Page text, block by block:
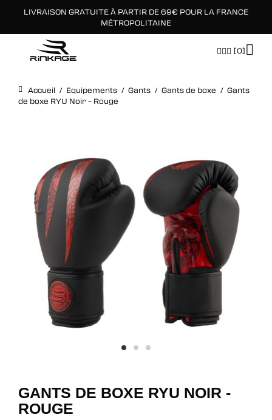
LIVRAISON GRATUITE À PARTIR DE 69€ POUR LA FRANCE
MÉTROPOLITAINE
[0]
Accueil / Equipements / Gants / Gants de boxe / Gants
de boxe RYU Noir – Rouge
GANTS DE BOXE RYU NOIR -
ROUGE